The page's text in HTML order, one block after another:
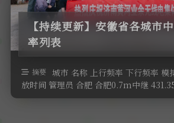
视频资料
HAM技巧
软件
摩托车
黄河直播
编号查询
【持续更新】安徽省各城市
率列表
摘要 城市 名称 上行频率 下行频率 模
放时间 管理员 合肥 合肥0.7m中继